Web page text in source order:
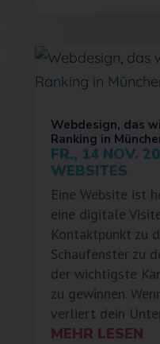
Webdesign, das
Ranking in
FR., 14 NOV.
WEBSITES
Eine Website ist
eine digitale
Kontaktpunkt zu
Schaufenster zu
der wichtigste
zu gewinnen.
verliert dein
MEHR LESEN